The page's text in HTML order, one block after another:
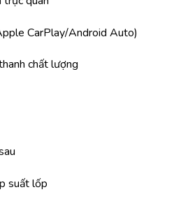
CarPlay/Android Auto)
chất lượng
suất lốp